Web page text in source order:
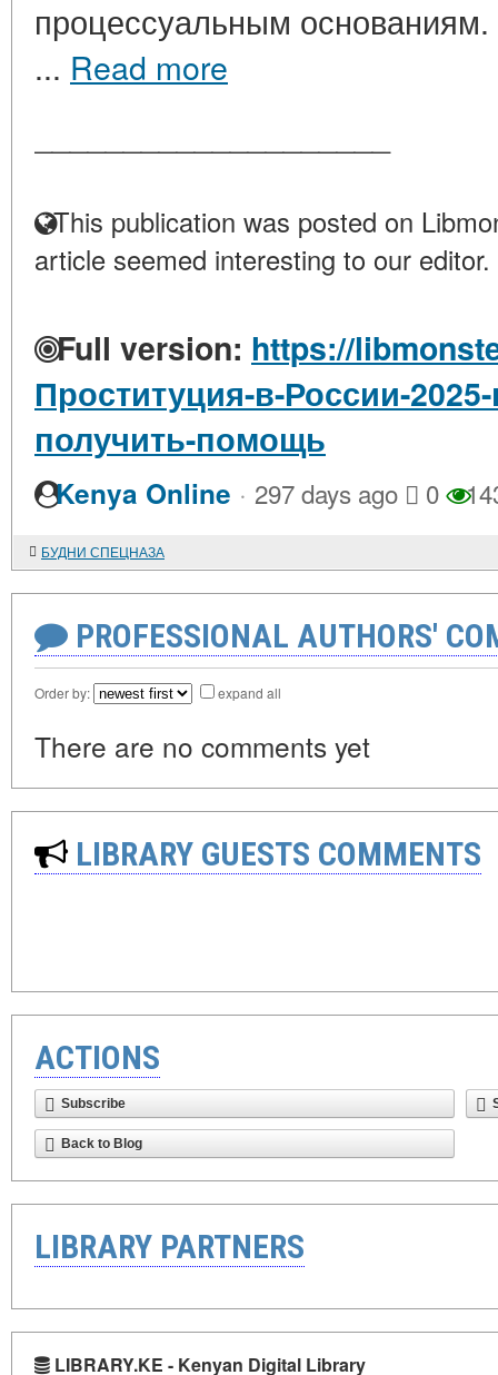
процессуальным
... Read more
This publication was posted on
article seemed interesting to our editor.
Full version: https://
Проституция-в-России-
получить-помощь
Kenya Online · 297 days ago 0
БУДНИ СПЕЦНАЗА
PROFESSIONAL AUTHORS'
Order by: expand all
There are no comments yet
LIBRARY GUESTS COMMENTS
ACTIONS
Subscribe
Back to Blog
LIBRARY PARTNERS
LIBRARY.KE - Kenyan Digital Library